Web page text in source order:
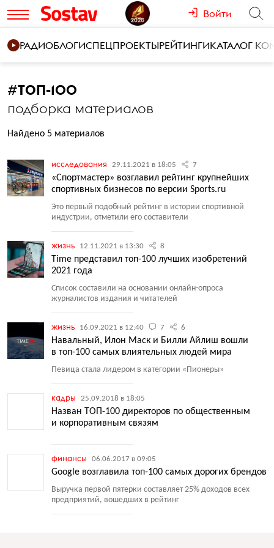
Войти
РАДИОБЛОГИСПЕЦПРОЕКТЫРЕЙТИНГИКАТАЛОГ
#ТОП-100
подборка материалов
Найдено 5 материалов
исследования 29.11.2021 в 18:05 7
«Спортмастер» возглавил рейтинг крупнейших
спортивных бизнесов по версии Sports.ru
Это первый подобный рейтинг в истории спортивной
индустрии, отметили его составители
жизнь 12.11.2021 в 13:30 8
Time представил топ-100 лучших изобретений
2021 года
Список составили на основании онлайн-опроса
журналистов издания и читателей
жизнь 16.09.2021 в 12:40 7 6
Навальный, Илон Маск и Билли Айлиш вошли
в топ-100 самых влиятельных людей мира
Певица стала лидером в категории «Пионеры»
кадры 25.09.2018 в 18:05
Назван ТОП-100 директоров по общественным
и корпоративным связям
финансы 06.06.2017 в 09:05
Google возглавила топ-100 самых дорогих брендов
Выручка первой пятерки составляет 25% доходов всех
предприятий, вошедших в рейтинг